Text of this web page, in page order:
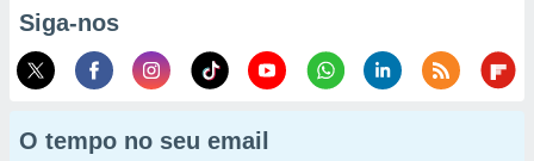
Siga-nos
O tempo no seu email